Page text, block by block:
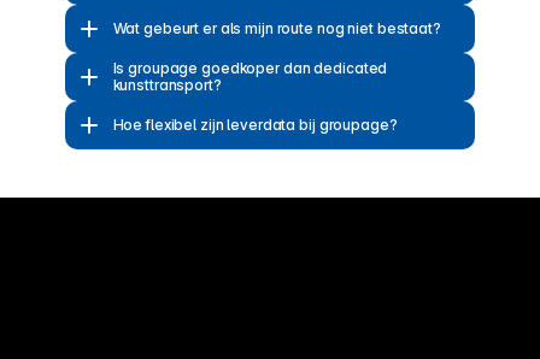
Wat gebeurt er als mijn route nog niet bestaat?
Is groupage goedkoper dan dedicated
kunsttransport?
Hoe flexibel zijn leverdata bij groupage?